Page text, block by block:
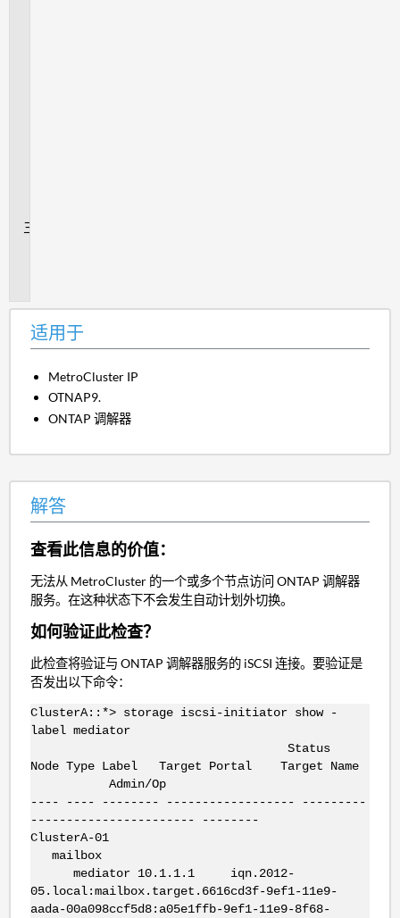
适用于
MetroCluster IP
OTNAP9.
ONTAP 调解器
解答
查看此信息的价值：
无法从 MetroCluster 的一个或多个节点访问 ONTAP 调解器
服务。在这种状态下不会发生自动计划外切换。
如何验证此检查？
此检查将验证与 ONTAP 调解器服务的 iSCSI 连接。要验证是
否发出以下命令：
ClusterA::*> storage iscsi-initiator show -
label mediator
Status
Node Type Label Target Portal Target Name
Admin/Op
---- ---- -------- ------------------ ---------
----------------------- --------
ClusterA-01
mailbox
mediator 10.1.1.1 iqn.2012-
05.local:mailbox.target.6616cd3f-9ef1-11e9-
aada-00a098ccf5d8:a05e1ffb-9ef1-11e9-8f68-